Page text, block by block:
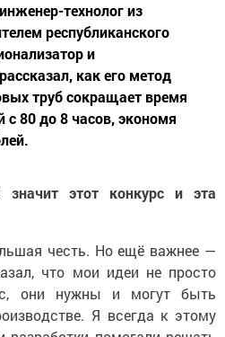
технолог из
республиканского
и
как его метод
труб сокращает время
с 80 до 8 часов, экономя
этот конкурс и эта
честь. Но ещё важнее —
что мои идеи не просто
они нужны и могут быть
Я всегда к этому